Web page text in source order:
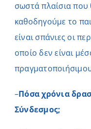
σωστά πλαίσια που
καθοδηγούμε το
είναι σπάνιες οι
οποίο δεν είναι
–Πόσα χρόνια
Σύνδεσμος;